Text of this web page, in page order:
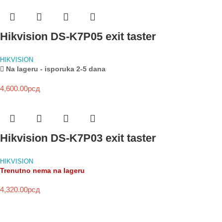
Hikvision DS-K7P05 exit taster
HIKVISION
Na lageru - isporuka 2-5 dana
4,600.00рсд
Hikvision DS-K7P03 exit taster
HIKVISION
Trenutno nema na lageru
4,320.00рсд